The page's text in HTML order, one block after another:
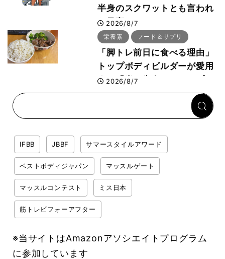
半身のスクワットとも言われ
た最高マシン“ノーチラス・
プルオーバーマシン”とは？
2026/8/7
栄養素 フード＆サプリ
「脚トレ前日に食べる理由」
トップボディビルダーが愛用
する「米＋牛肉」のシンプル
回復メシとは？
2026/8/7
IFBB JBBF サマースタイルアワード
ベストボディジャパン マッスルゲート
マッスルコンテスト ミス日本
筋トレビフォーアフター
※当サイトはAmazonアソシエイトプログラム
に参加しています